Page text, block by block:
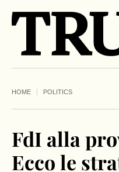
HOME POLITICS
FdI alla
Ecco le